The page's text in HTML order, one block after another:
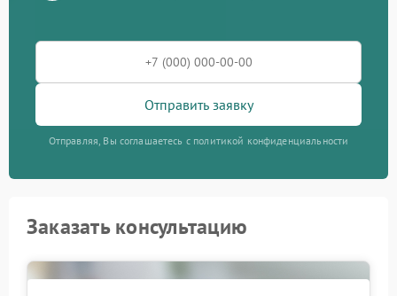
Отправить заявку
Отправляя, Вы соглашаетесь с политикой конфиденциальности
Заказать консультацию